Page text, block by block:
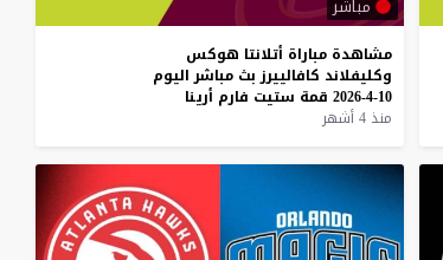
مباشر
مشاهدة مباراة أتلانتا هوكس
وكليفلاند كافالييرز بث مباشر اليوم
10-4-2026
قمة ستيت فارم أرينا
منذ 4 أشهر